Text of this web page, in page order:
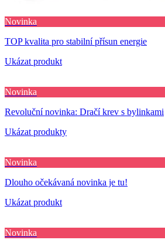
Novinka
TOP kvalita pro stabilní přísun energie
Ukázat produkt
Novinka
Revoluční novinka: Dračí krev s bylinkami
Ukázat produkty
Novinka
Dlouho očekávaná novinka je tu!
Ukázat produkt
Novinka